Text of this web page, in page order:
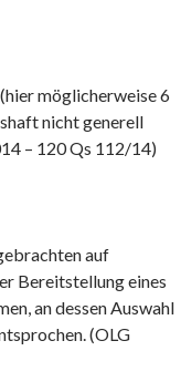
möglicherweise 6
nicht generell
– 120 Qs 112/14)
auf
Bereitstellung eines
an dessen Auswahl
(OLG